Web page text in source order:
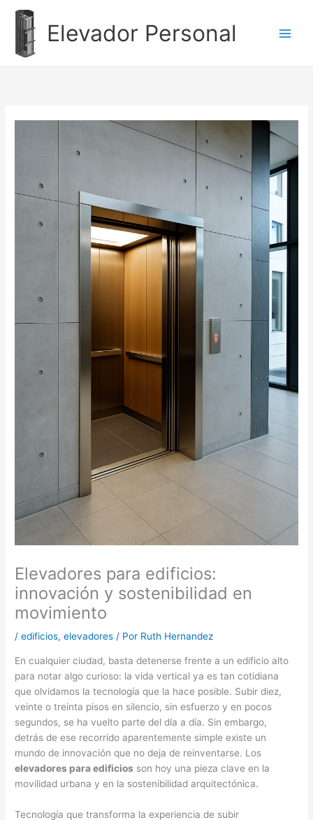
contenido
Elevador Personal
Elevadores para edificios:
innovación y sostenibilidad en
movimiento
/edificios,elevadores / Por Ruth Hernandez
En cualquier ciudad, basta detenerse frente a un edificio alto
para notar algo curioso: la vida vertical ya es tan cotidiana
que olvidamos la tecnología que la hace posible. Subir diez,
veinte o treinta pisos en silencio, sin esfuerzo y en pocos
segundos, se ha vuelto parte del día a día. Sin embargo,
detrás de ese recorrido aparentemente simple existe un
mundo de innovación que no deja de reinventarse. Los
elevadores para edificios son hoy una pieza clave en la
movilidad urbana y en la sostenibilidad arquitectónica.
Tecnología que transforma la experiencia de subir